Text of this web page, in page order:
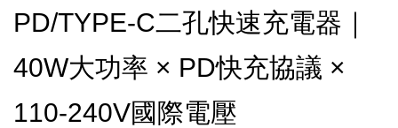
PD/TYPE-C二孔快速充電器｜
40W大功率 × PD快充協議 ×
110-240V國際電壓